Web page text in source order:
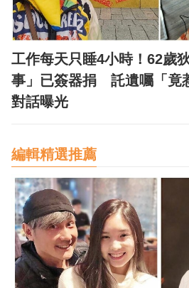
工作每天只睡4小時！62歲
事」已簽器捐 託遺囑「竟
對話曝光
編輯精選推薦